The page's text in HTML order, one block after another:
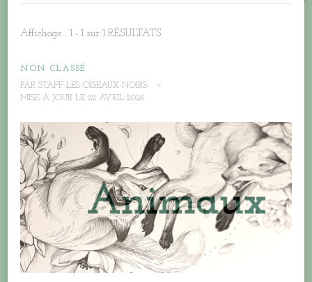
Affichage : 1 - 1 sur 1 RÉSULTATS
NON CLASSÉ
PAR STAFF-LES-OISEAUX-NOIRS
MISE À JOUR LE 22 AVRIL 2026